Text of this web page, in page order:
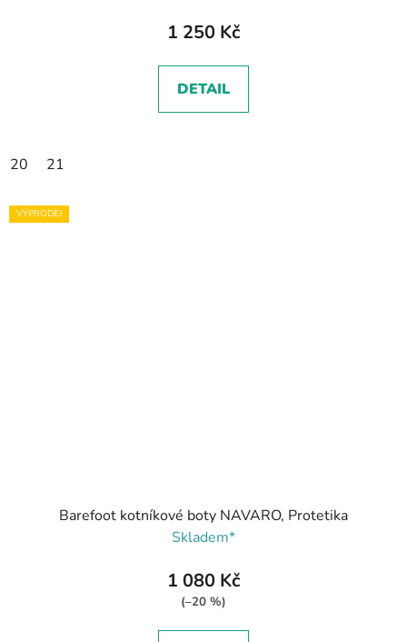
1 250 Kč
DETAIL
20 21
VÝPRODEJ
Barefoot kotníkové boty NAVARO, Protetika
Skladem*
1 080 Kč
(–20 %)